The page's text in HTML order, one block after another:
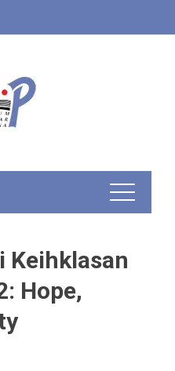
Keihklasan
Hope,